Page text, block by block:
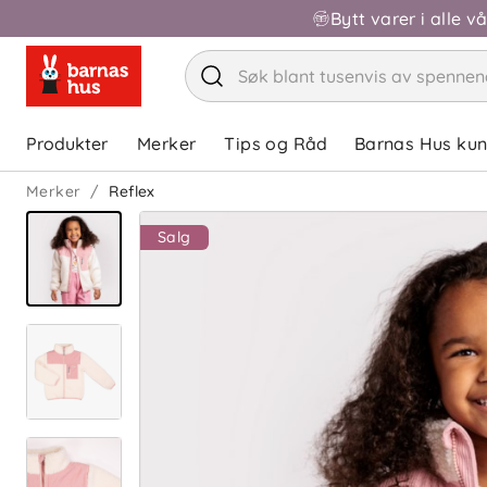
Bytt varer i alle
Produkter Merker Tips og Råd Barnas Hus
Merker Reflex
Salg